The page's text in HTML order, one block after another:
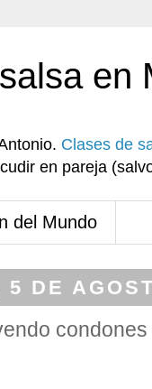
en
Clases de
en pareja
del Mundo
5 DE
condones